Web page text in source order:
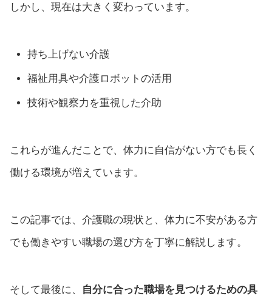
しかし、現在は大きく変わっています。
持ち上げない介護
福祉用具や介護ロボットの活用
技術や観察力を重視した介助
これらが進んだことで、体力に自信がない方でも長く
働ける環境が増えています。
この記事では、介護職の現状と、体力に不安がある方
でも働きやすい職場の選び方を丁寧に解説します。
そして最後に、
自分に合った職場を見つけるための具